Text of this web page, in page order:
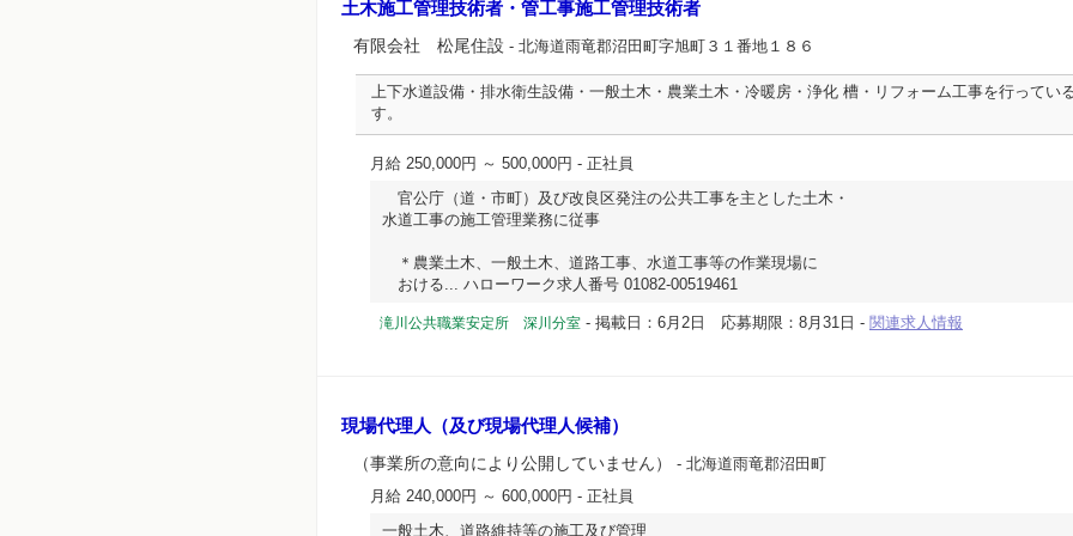
土木施工管理技術者・管工事施工管理技術者
有限会社 松尾住設 - 北海道雨竜郡沼田町字旭町３１番地１８６
上下水道設備・排水衛生設備・一般土木・農業土木・冷暖房・浄化 槽・リフォーム工事を行ってい
す。
月給 250,000円 ～ 500,000円 - 正社員
官公庁（道・市町）及び改良区発注の公共工事を主とした土木・
水道工事の施工管理業務に従事
＊農業土木、一般土木、道路工事、水道工事等の作業現場に
おける... ハローワーク求人番号 01082-00519461
滝川公共職業安定所 深川分室 - 掲載日：6月2日 応募期限：8月31日 - 関連求人情報
現場代理人（及び現場代理人候補）
（事業所の意向により公開していません）
- 北海道雨竜郡沼田町
月給 240,000円 ～ 600,000円 - 正社員
一般土木、道路維持等の施工及び管理